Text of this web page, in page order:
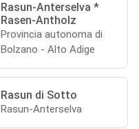
Rasun-Anterselva *
Rasen-Antholz
Provincia autonoma di
Bolzano - Alto Adige
Rasun di Sotto
Rasun-Anterselva